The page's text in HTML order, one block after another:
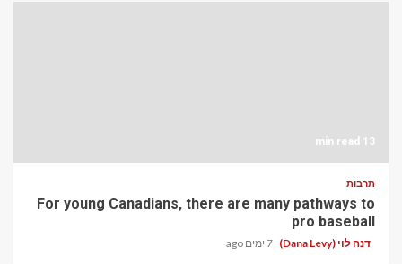
13 min read
תרבות
For young Canadians, there are many pathways to
pro baseball
דנה לוי (Dana Levy) 7 ימים ago